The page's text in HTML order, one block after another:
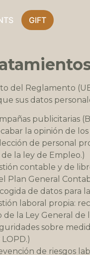
GIFT
del Reglamento
sus datos
publicitarias
la opinión de
de personal
la ley de Empleo.)
contable y de
Plan General
de datos para
laboral propia:
de la Ley General de
sobre
de riesgos